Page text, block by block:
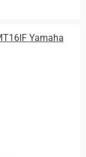
Yamaha